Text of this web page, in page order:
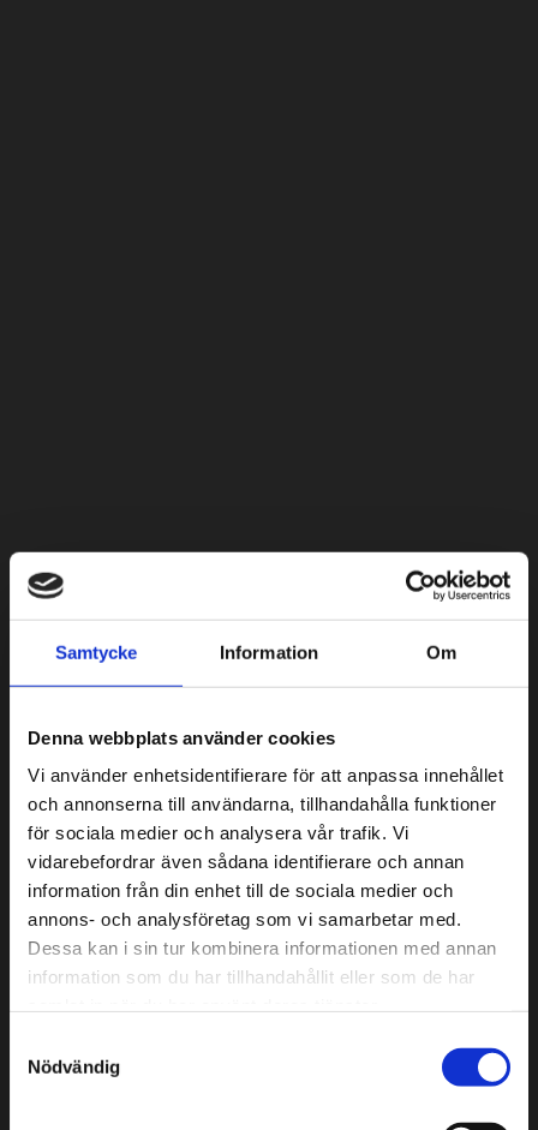
Samtycke Information Om
Denna webbplats använder cookies
Vi använder enhetsidentifierare för att anpassa innehållet
och annonserna till användarna, tillhandahålla funktioner
för sociala medier och analysera vår trafik. Vi
vidarebefordrar även sådana identifierare och annan
information från din enhet till de sociala medier och
annons- och analysföretag som vi samarbetar med.
Dessa kan i sin tur kombinera informationen med annan
information som du har tillhandahållit eller som de har
Nödvändig
Våra tjänster
Vi utför det mesta som har med ventilation att göra
och vår långa erfarenhet gör att vi kan hjälpa Er från
start till mål i både stora och små projekt.
Vår kundkrets finns i hela Skåne och består av både företag,
organisationer, bostadsrättsföreningar och privatpersoner.​
Under ”Referenser” kan Ni hitta några exempel på våra
arbeten och kunder.
Läs mer